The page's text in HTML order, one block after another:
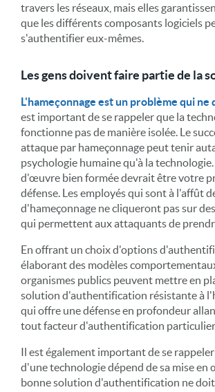
travers les réseaux, mais elles
que les différents composants logiciels
s'authentifier eux-mêmes.
Les gens doivent faire partie de la
L'hameçonnage est un problème qui ne
est important de se rappeler que la
fonctionne pas de manière isolée. Le
attaque par hameçonnage peut tenir
psychologie humaine qu'à la
d'œuvre bien formée devrait être votre
défense. Les employés qui sont à l'affût
d'hameçonnage ne cliqueront pas sur
qui permettent aux attaquants de
En offrant un choix d'options
élaborant des modèles
organismes publics peuvent mettre en
solution d'authentification résistante à
qui offre une défense en profondeur
tout facteur d'authentification particulier.
Il est également important de se
d'une technologie dépend de sa mise en
bonne solution d'authentification ne doit